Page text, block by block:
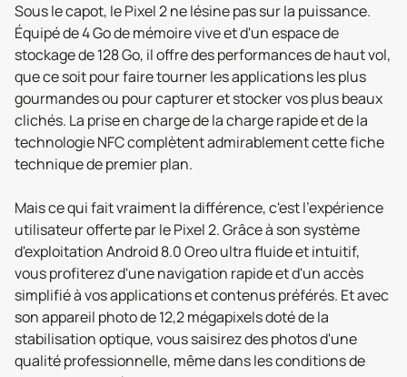
Sous le capot, le Pixel 2 ne lésine pas sur la puissance.
Équipé de 4 Go de mémoire vive et d'un espace de
stockage de 128 Go, il offre des performances de haut vol,
que ce soit pour faire tourner les applications les plus
gourmandes ou pour capturer et stocker vos plus beaux
clichés. La prise en charge de la charge rapide et de la
technologie NFC complètent admirablement cette fiche
technique de premier plan.
Mais ce qui fait vraiment la différence, c'est l'expérience
utilisateur offerte par le Pixel 2. Grâce à son système
d'exploitation Android 8.0 Oreo ultra fluide et intuitif,
vous profiterez d'une navigation rapide et d'un accès
simplifié à vos applications et contenus préférés. Et avec
son appareil photo de 12,2 mégapixels doté de la
stabilisation optique, vous saisirez des photos d'une
qualité professionnelle, même dans les conditions de